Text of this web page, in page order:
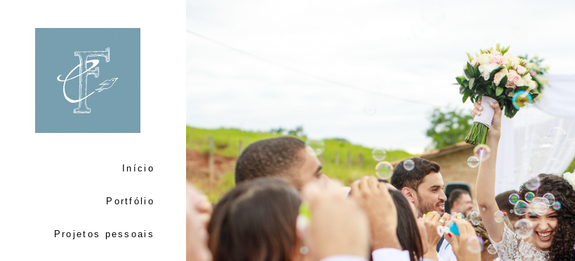
Início
Portfólio
Projetos pessoais